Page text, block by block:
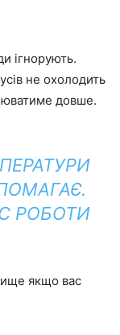
ігнорують.
не охолодить
довше.
РОБОТИ
якщо вас